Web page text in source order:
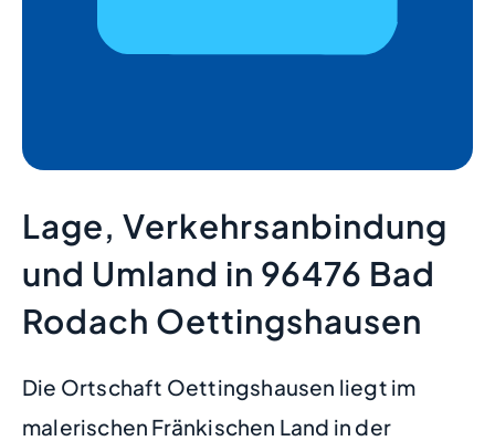
Lage, Verkehrsanbindung
und Umland in 96476 Bad
Rodach Oettingshausen
Die Ortschaft Oettingshausen liegt im
malerischen Fränkischen Land in der